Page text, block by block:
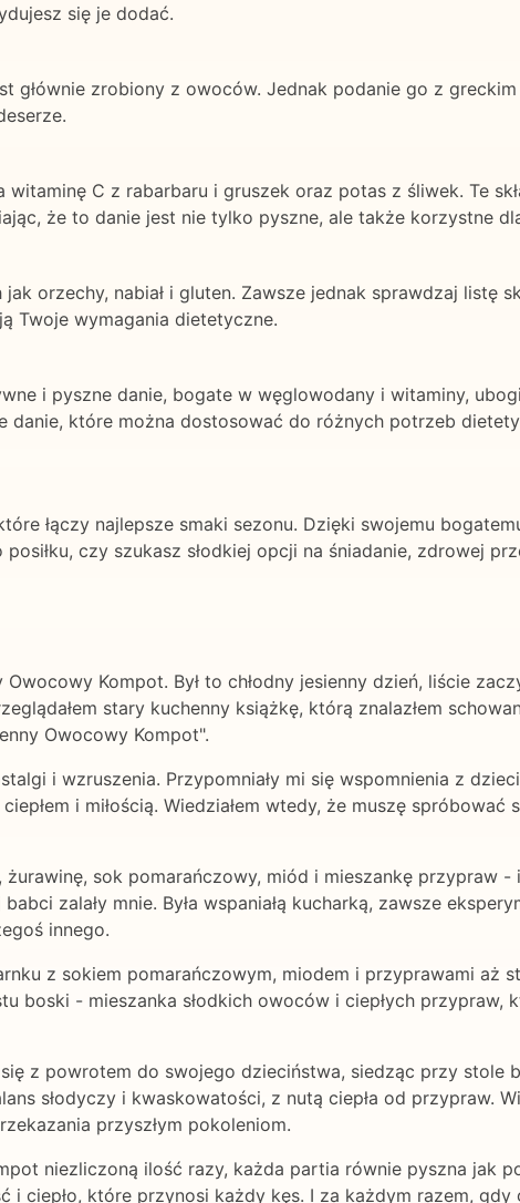
się je dodać.
głównie zrobiony z owoców. Jednak podanie go z
C z rabarbaru i gruszek oraz potas z śliwek. Te
że to danie jest nie tylko pyszne, ale także korzystne
orzechy, nabiał i gluten. Zawsze jednak sprawdzaj listę
Twoje wymagania dietetyczne.
i pyszne danie, bogate w węglowodany i witaminy,
które można dostosować do różnych potrzeb
łączy najlepsze smaki sezonu. Dzięki swojemu
czy szukasz słodkiej opcji na śniadanie, zdrowej
Kompot. Był to chłodny jesienny dzień, liście
stary kuchenny książkę, którą znalazłem
Owocowy Kompot".
i wzruszenia. Przypomniały mi się wspomnienia z
i miłością. Wiedziałem wtedy, że muszę spróbować
żurawinę, sok pomarańczowy, miód i mieszankę przypraw -
zalały mnie. Była wspaniałą kucharką, zawsze
innego.
z sokiem pomarańczowym, miodem i przyprawami aż
boski - mieszanka słodkich owoców i ciepłych przypraw,
z powrotem do swojego dzieciństwa, siedząc przy stole
słodyczy i kwaskowatości, z nutą ciepła od przypraw.
przyszłym pokoleniom.
niezliczoną ilość razy, każda partia równie pyszna jak
i ciepło, które przynosi każdy kęs. I za każdym razem,